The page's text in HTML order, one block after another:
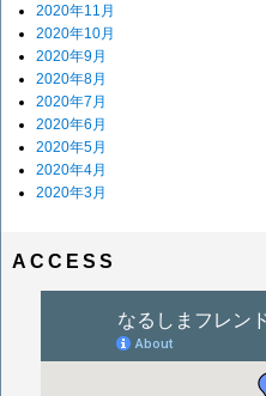
2020年11月
2020年10月
2020年9月
2020年8月
2020年7月
2020年6月
2020年5月
2020年4月
2020年3月
ACCESS